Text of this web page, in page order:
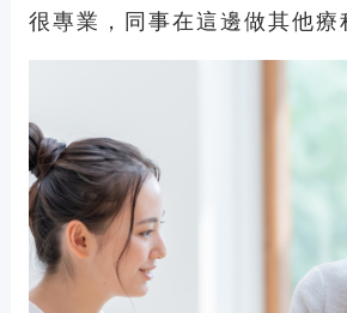
很專業，同事在這邊做其他療